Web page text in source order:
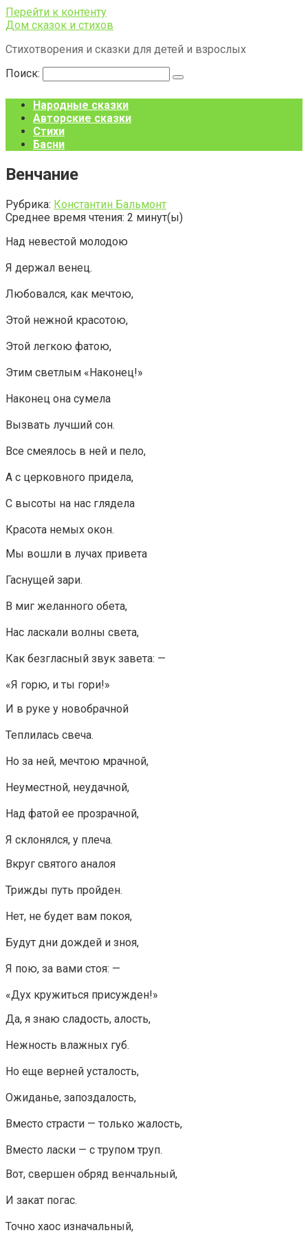
Перейти к контенту
Дом сказок и стихов
Стихотворения и сказки для детей и взрослых
Поиск:
Народные сказки
Авторские сказки
Стихи
Басни
Венчание
Рубрика: Константин Бальмонт
Среднее время чтения: 2 минут(ы)
Над невестой молодою
Я держал венец.
Любовался, как мечтою,
Этой нежной красотою,
Этой легкою фатою,
Этим светлым «Наконец!»
Наконец она сумела
Вызвать лучший сон.
Все смеялось в ней и пело,
А с церковного придела,
С высоты на нас глядела
Красота немых окон.
Мы вошли в лучах привета
Гаснущей зари.
В миг желанного обета,
Нас ласкали волны света,
Как безгласный звук завета: —
«Я горю, и ты гори!»
И в руке у новобрачной
Теплилась свеча.
Но за ней, мечтою мрачной,
Неуместной, неудачной,
Над фатой ее прозрачной,
Я склонялся, у плеча.
Вкруг святого аналоя
Трижды путь пройден.
Нет, не будет вам покоя,
Будут дни дождей и зноя,
Я пою, за вами стоя: —
«Дух кружиться присужден!»
Да, я знаю сладость, алость,
Нежность влажных губ.
Но еще верней усталость,
Ожиданье, запоздалость,
Вместо страсти — только жалость,
Вместо ласки — с трупом труп.
Вот, свершен обряд венчальный,
И закат погас.
Точно хаос изначальный,